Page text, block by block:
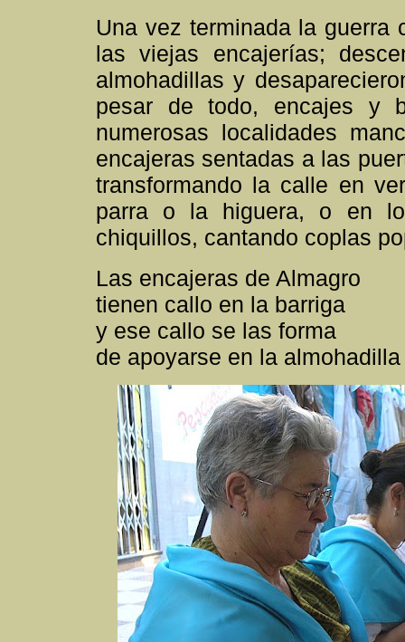
Una vez terminada la guerra
las viejas encajerías;
almohadillas y
pesar de todo, encajes y
numerosas localidades
encajeras sentadas a las
transformando la calle en
parra o la higuera, o en
chiquillos, cantando coplas
Las encajeras de Almagro
tienen callo en la barriga
y ese callo se las forma
de apoyarse en la almohadilla